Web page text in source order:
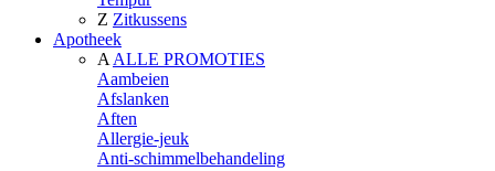
Z Zitkussens
Apotheek
A ALLE PROMOTIES
Aambeien
Afslanken
Aften
Allergie-jeuk
Anti-schimmelbehandeling